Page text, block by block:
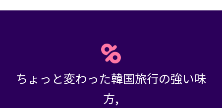
ちょっと変わった韓国旅行の強い味
方,